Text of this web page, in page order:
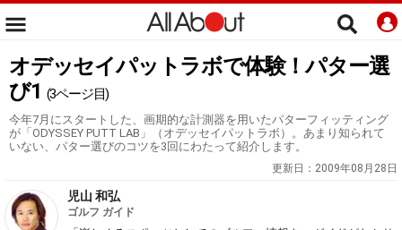
オデッセイパットラボで体験！パター選
び1 (3ページ目)
今年7月にスタートした、画期的な計測器を用いたパターフィッティング
が「ODYSSEY PUTT LAB」（オデッセイパットラボ）。あまり知られて
いない、パター選びのコツを3回にわたって紹介します。
更新日： 2009年08月28日
児山 和弘
ゴルフ ガイド